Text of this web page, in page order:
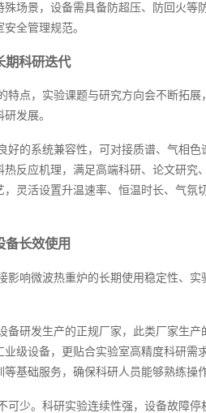
场景，设备需具备防超压、防回火
全管理规范。
期科研迭代
特点，实验课题与研究方向会不断拓
发展。
好的系统兼容性，可对接质谱、气相
反应机理，满足高端科研、论文研
灵活设置升温速率、恒温时长、气
备长效使用
影响微波热重炉的长期使用稳定性、
备研发生产的正规厂家，此类厂家生
级设备，更贴合实验室高精度科研需
基础服务，确保科研人员能够熟练操
可少。科研实验连续性强，设备故障